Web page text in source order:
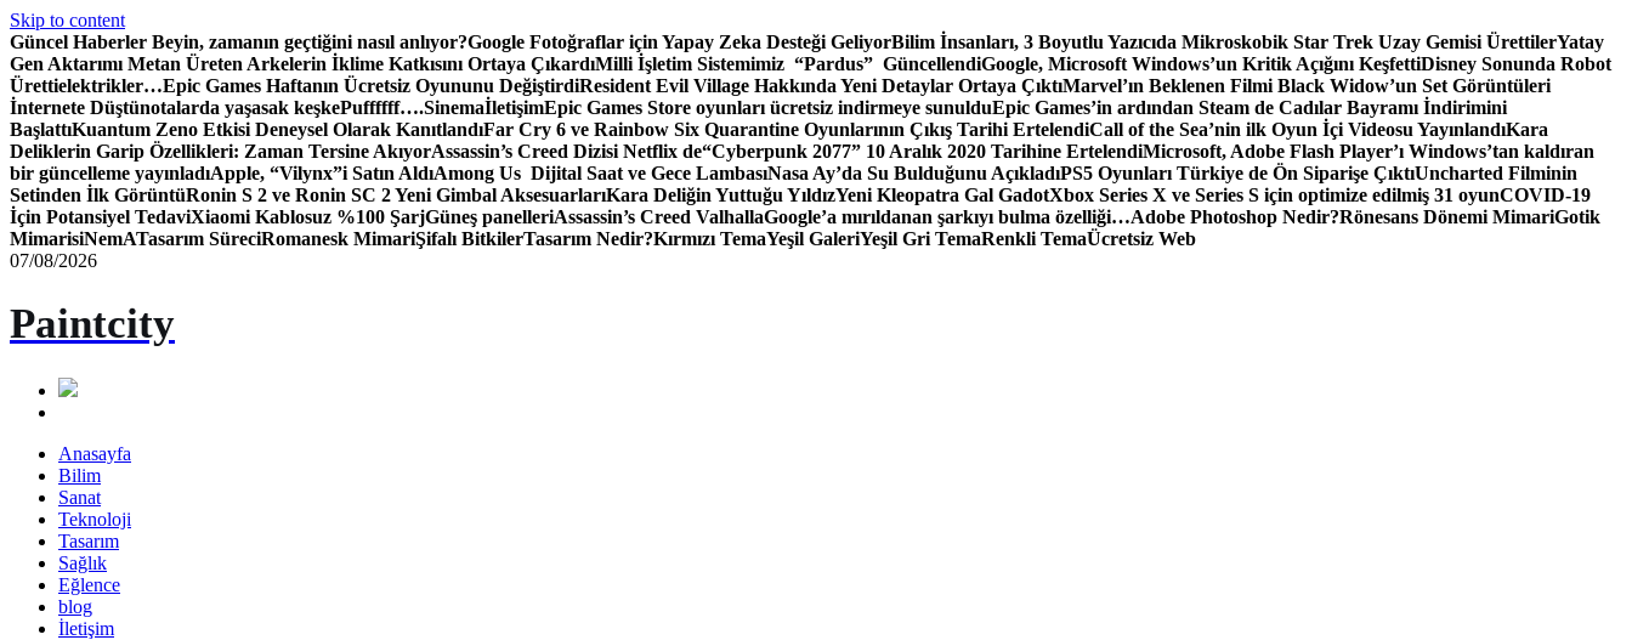
Skip to content
Güncel Haberler Beyin, zamanın geçtiğini nasıl anlıyor?Google Fotoğraflar için Yapay Zeka Desteği GeliyorBilim İnsanları, 3 Boyutlu Yazıcıda Mikroskobik Star Trek Uzay Gemisi ÜrettilerYatay
Gen Aktarımı Metan Üreten Arkelerin İklime Katkısını Ortaya ÇıkardıMilli İşletim Sistemimiz “Pardus” GüncellendiGoogle, Microsoft Windows’un Kritik Açığını KeşfettiDisney Sonunda Robot
Ürettielektrikler…Epic Games Haftanın Ücretsiz Oyununu DeğiştirdiResident Evil Village Hakkında Yeni Detaylar Ortaya ÇıktıMarvel’ın Beklenen Filmi Black Widow’un Set Görüntüleri
İnternete Düştünotalarda yaşasak keşkePuffffff….SinemaİletişimEpic Games Store oyunları ücretsiz indirmeye sunulduEpic Games’in ardından Steam de Cadılar Bayramı İndirimini
BaşlattıKuantum Zeno Etkisi Deneysel Olarak KanıtlandıFar Cry 6 ve Rainbow Six Quarantine Oyunlarının Çıkış Tarihi ErtelendiCall of the Sea’nin ilk Oyun İçi Videosu YayınlandıKara
Deliklerin Garip Özellikleri: Zaman Tersine AkıyorAssassin’s Creed Dizisi Netflix de“Cyberpunk 2077” 10 Aralık 2020 Tarihine ErtelendiMicrosoft, Adobe Flash Player’ı Windows’tan kaldıran
bir güncelleme yayınladıApple, “Vilynx”i Satın AldıAmong Us Dijital Saat ve Gece LambasıNasa Ay’da Su Bulduğunu AçıkladıPS5 Oyunları Türkiye de Ön Siparişe ÇıktıUncharted Filminin
Setinden İlk GörüntüRonin S 2 ve Ronin SC 2 Yeni Gimbal AksesuarlarıKara Deliğin Yuttuğu YıldızYeni Kleopatra Gal GadotXbox Series X ve Series S için optimize edilmiş 31 oyunCOVID-19
İçin Potansiyel TedaviXiaomi Kablosuz %100 ŞarjGüneş panelleriAssassin’s Creed ValhallaGoogle’a mırıldanan şarkıyı bulma özelliği…Adobe Photoshop Nedir?Rönesans Dönemi MimariGotik
MimarisiNemATasarım SüreciRomanesk MimariŞifalı BitkilerTasarım Nedir?Kırmızı TemaYeşil GaleriYeşil Gri TemaRenkli TemaÜcretsiz Web
07/08/2026
Paintcity
Anasayfa
Bilim
Sanat
Teknoloji
Tasarım
Sağlık
Eğlence
blog
İletişim